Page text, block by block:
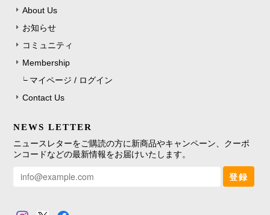
About Us
お知らせ
コミュニティ
Membership
マイページ / ログイン
Contact Us
NEWS LETTER
ニュースレターをご購読の方に新商品やキャンペーン、クーポ
ンコードなどの最新情報をお届けいたします。
登録